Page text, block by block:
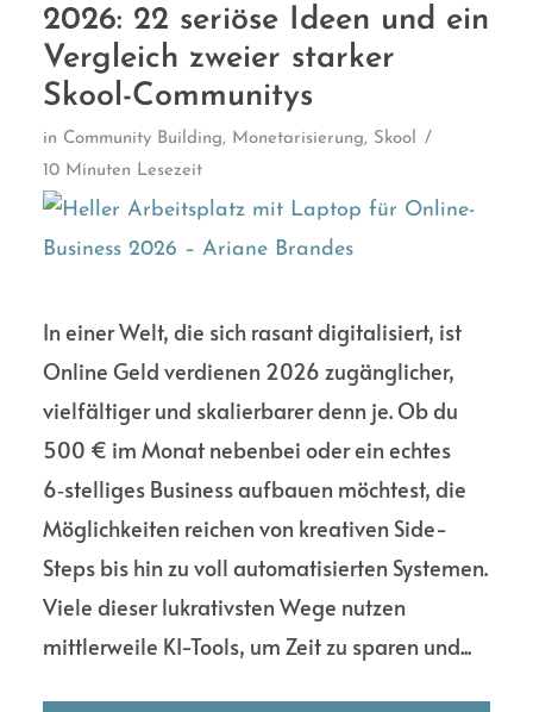
2026: 22 seriöse Ideen und ein
Vergleich zweier starker
Skool-Communitys
in Community Building, Monetarisierung, Skool
10 Minuten Lesezeit
In einer Welt, die sich rasant digitalisiert, ist
Online Geld verdienen 2026 zugänglicher,
vielfältiger und skalierbarer denn je. Ob du
500 € im Monat nebenbei oder ein echtes
6‑stelliges Business aufbauen möchtest, die
Möglichkeiten reichen von kreativen Side-
Steps bis hin zu voll automatisierten Systemen.
Viele dieser lukrativsten Wege nutzen
mittlerweile KI-Tools, um Zeit zu sparen und...